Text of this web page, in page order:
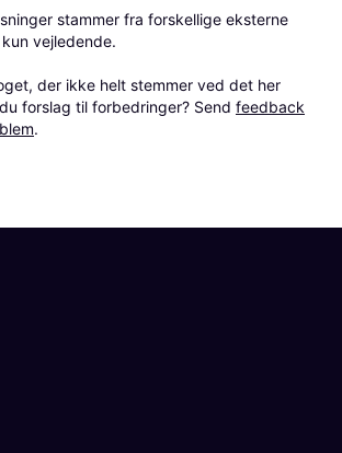
stammer fra forskellige eksterne
vejledende.
der ikke helt stemmer ved det her
forslag til forbedringer? Send feedback
.